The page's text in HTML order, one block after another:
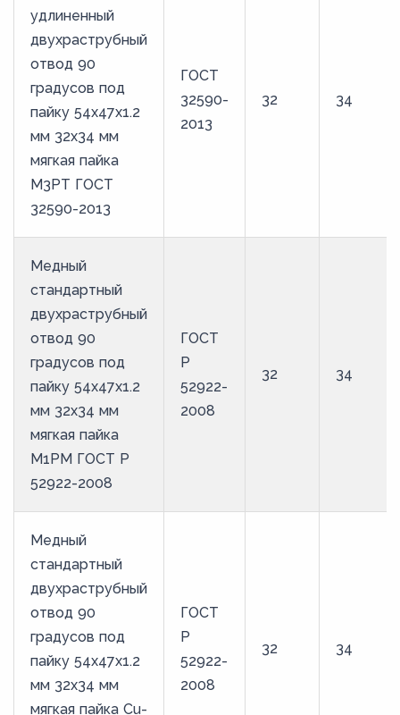
удлиненный
двухраструбный
отвод 90
градусов под
пайку 54х47х1.2
мм 32х34 мм
мягкая пайка
М3РТ ГОСТ
32590-2013
ГОСТ
32590-
2013
32 34
Медный
стандартный
двухраструбный
отвод 90
градусов под
пайку 54х47х1.2
мм 32х34 мм
мягкая пайка
М1РМ ГОСТ Р
52922-2008
ГОСТ
Р
52922-
2008
32 34
Медный
стандартный
двухраструбный
отвод 90
градусов под
пайку 54х47х1.2
мм 32х34 мм
мягкая пайка Cu-
ГОСТ
Р
52922-
2008
32 34